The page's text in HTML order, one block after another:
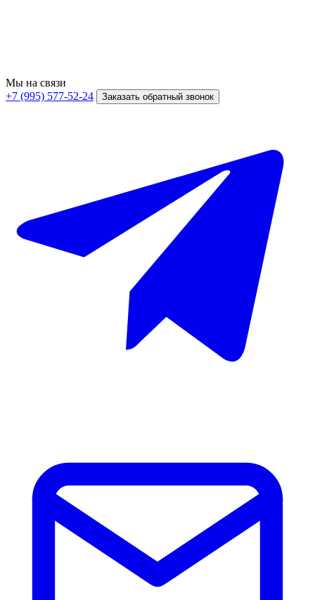
Мы на связи
+7 (995) 577-52-24
Заказать обратный звонок